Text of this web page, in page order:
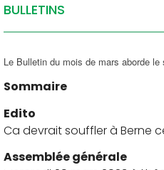
BULLETINS
Le Bulletin du mois de mars aborde
Sommaire
Edito
Ca devrait souffler à Berne
Assemblée générale